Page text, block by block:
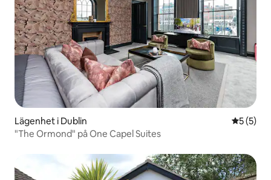
Lägenhet i Dublin 5 av 5 i
5 (5)
"The Ormond" på One Capel Suites